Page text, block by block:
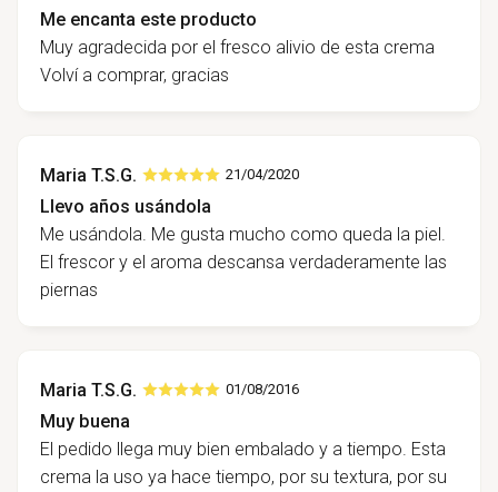
Me encanta este producto
Muy agradecida por el fresco alivio de esta crema
Volví a comprar, gracias
Maria T.S.G. 21/04/2020
Llevo años usándola
Me usándola. Me gusta mucho como queda la piel.
El frescor y el aroma descansa verdaderamente las
piernas
Maria T.S.G. 01/08/2016
Muy buena
El pedido llega muy bien embalado y a tiempo. Esta
crema la uso ya hace tiempo, por su textura, por su